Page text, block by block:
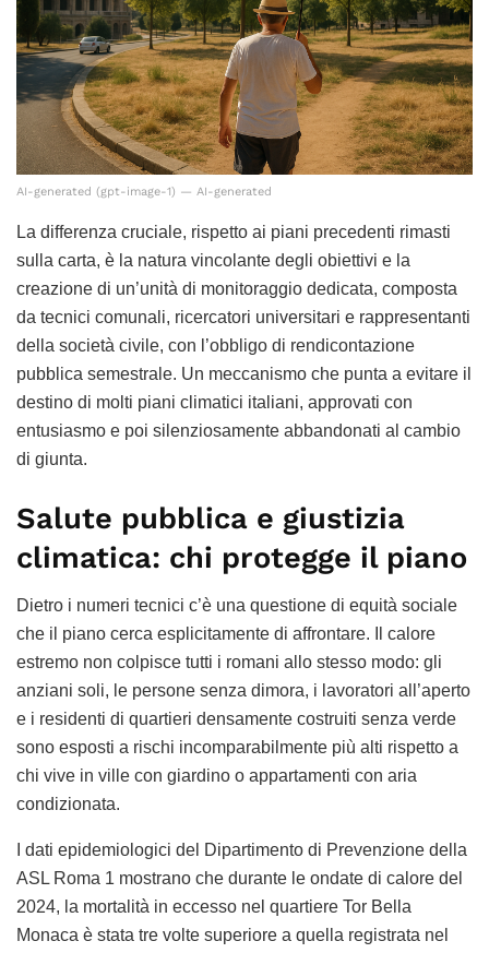
AI-generated (gpt-image-1) — AI-generated
La differenza cruciale, rispetto ai piani precedenti rimasti
sulla carta, è la natura vincolante degli obiettivi e la
creazione di un’unità di monitoraggio dedicata, composta
da tecnici comunali, ricercatori universitari e rappresentanti
della società civile, con l’obbligo di rendicontazione
pubblica semestrale. Un meccanismo che punta a evitare il
destino di molti piani climatici italiani, approvati con
entusiasmo e poi silenziosamente abbandonati al cambio
di giunta.
Salute pubblica e giustizia
climatica: chi protegge il piano
Dietro i numeri tecnici c’è una questione di equità sociale
che il piano cerca esplicitamente di affrontare. Il calore
estremo non colpisce tutti i romani allo stesso modo: gli
anziani soli, le persone senza dimora, i lavoratori all’aperto
e i residenti di quartieri densamente costruiti senza verde
sono esposti a rischi incomparabilmente più alti rispetto a
chi vive in ville con giardino o appartamenti con aria
condizionata.
I dati epidemiologici del Dipartimento di Prevenzione della
ASL Roma 1 mostrano che durante le ondate di calore del
2024, la mortalità in eccesso nel quartiere Tor Bella
Monaca è stata tre volte superiore a quella registrata nel